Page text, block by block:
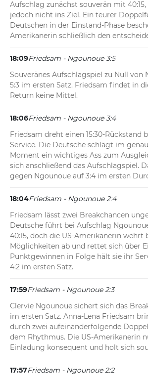
Aufschlag zunächst souverän mit
jedoch nicht ins Ziel. Ein teurer
Deutschen in der Einstand-Phase
Amerikanerin schließlich den
18:09Friedsam - Ngounoue 3:5
Souveränes Aufschlagspiel zu Null von
5:3 im ersten Satz. Friedsam findet in
Return keine Mittel.
18:06Friedsam - Ngounoue 3:4
Friedsam dreht einen 15:30-Rückstand
Service. Die Deutsche schlägt im
Moment ein wichtiges Ass zum
sich anschließend das Aufschlagspiel.
gegen Ngounoue auf 3:4 im ersten
18:04Friedsam - Ngounoue 2:4
Friedsam lässt zwei Breakchancen
Deutsche führt bei Aufschlag
40:15, doch die US-Amerikanerin wehrt
Möglichkeiten ab und rettet sich über
Punktgewinnen in Folge hält sie ihr
4:2 im ersten Satz.
17:59Friedsam - Ngounoue 2:3
Clervie Ngounoue sichert sich das
im ersten Satz. Anna-Lena Friedsam
durch zwei aufeinanderfolgende
dem Rhythmus. Die US-Amerikanerin
Einladung konsequent und holt sich
17:57Friedsam - Ngounoue 2:2